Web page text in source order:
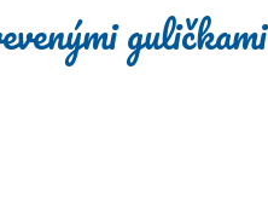
guličkami